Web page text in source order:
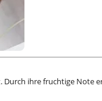
Durch ihre fruchtige Note